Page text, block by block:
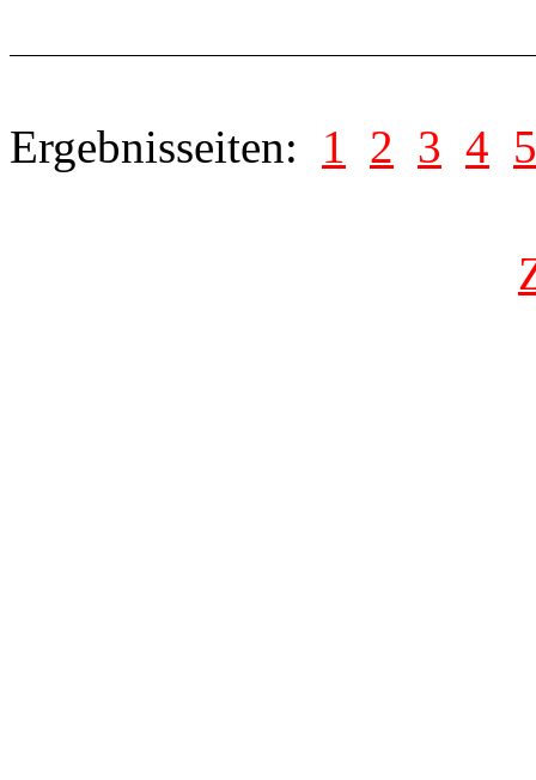
Ergebnisseiten: 1 2 3 4 5